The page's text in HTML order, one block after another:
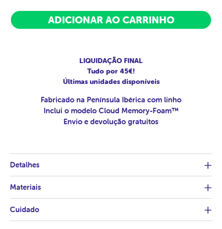
ADICIONAR AO CARRINHO
LIQUIDAÇÃO FINAL
Tudo por 45€!
Últimas unidades disponíveis
Fabricado na Península Ibérica com linho
Inclui o modelo Cloud Memory-Foam™
Envio e devolução gratuitos
Detalhes
Materiais
Cuidado